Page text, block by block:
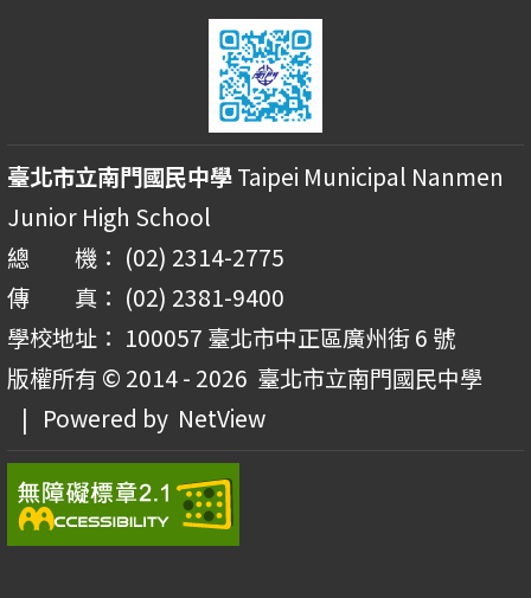
臺北市立南門國民中學Taipei Municipal Nanmen
Junior High School
總 機： (02) 2314-2775
傳 真： (02) 2381-9400
學校地址： 100057 臺北市中正區廣州街 6 號
版權所有 © 2014 - 2026 臺北市立南門國民中學
| Powered by NetView